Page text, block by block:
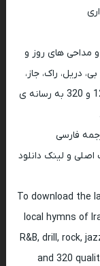
مداحی های روز و
دریل، راک، جاز،
هیپ هاپ و اپرا همراه با متن کامل و کیفیت 128 و 320 به رسانه ی
فارسی
اصلی و لینک دانلود
To download the
local hymns of
R&B, drill, rock,
and 320